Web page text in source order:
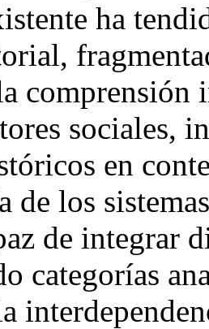
ha
comprensión
sociales,
en
de los
de integrar
categorías